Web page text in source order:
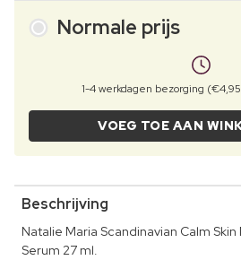
Normale prijs
1-4 werkdagen bezorging
VOEG TOE AAN
Beschrijving
Natalie Maria Scandinavian Calm
Serum 27 ml.